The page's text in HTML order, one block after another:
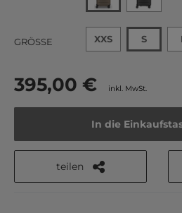
GRÖSSE XXS S
395,00 € inkl. MwSt.
In die
teilen